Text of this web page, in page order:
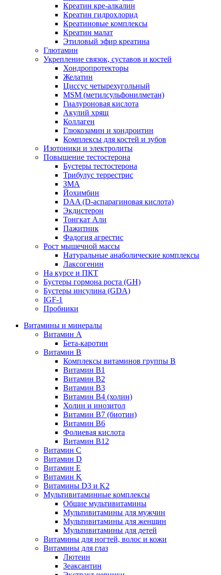
Креатин кре-алкалин
Креатин гидрохлорид
Креатиновые комплексы
Креатин малат
Этиловый эфир креатина
Глютамин
Укрепление связок, суставов и костей
Хондропротекторы
Желатин
Циссус четырехугольный
MSM (метилсульфонилметан)
Гиалуроновая кислота
Акулий хрящ
Коллаген
Глюкозамин и хондроитин
Комплексы для костей и зубов
Изотоники и электролиты
Повышение тестостерона
Бустеры тестостерона
Трибулус террестрис
ЗМА
Йохимбин
DAA (D-аспарагиновая кислота)
Экдистерон
Тонгкат Али
Пажитник
Фадогия агрестис
Рост мышечной массы
Натуральные анаболические комплексы
Лаксогенин
На курсе и ПКТ
Бустеры гормона роста (GH)
Бустеры инсулина (GDA)
IGF-1
Пробники
Витамины и минералы
Витамин A
Бета-каротин
Витамин B
Комплексы витаминов группы B
Витамин B1
Витамин B2
Витамин B3
Витамин B4 (холин)
Холин и инозитол
Витамин B7 (биотин)
Витамин B6
Фолиевая кислота
Витамин B12
Витамин C
Витамин D
Витамин E
Витамин K
Витамины D3 и K2
Мультивитаминные комплексы
Общие мультивитамины
Мультивитамины для мужчин
Мультивитамины для женщин
Мультивитамины для детей
Витамины для ногтей, волос и кожи
Витамины для глаз
Лютеин
Зеаксантин